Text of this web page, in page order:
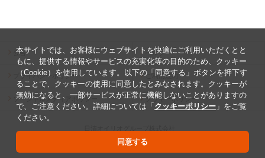
公告 ヘルプ
プライバシーポリシー ご利用規約
ソーシャルメディアポリシー クッキーポリシー
Copyright ©2026 The Nisshin OilliO Group, Ltd.
本サイトでは、お客様にウェブサイトを快適にご利用いただくとと
もに、提供する情報やサービスの充実化等の目的のため、クッキー
（Cookie）を使用しています。以下の「同意する」ボタンを押下す
ることで、クッキーの使用に同意したとみなされます。クッキーが
無効になると、一部サービスが正常に機能しないことがありますの
で、ご注意ください。詳細については「クッキーポリシー」をご覧
ください。
同意する